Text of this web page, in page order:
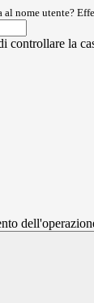
al nome utente?
controllare la